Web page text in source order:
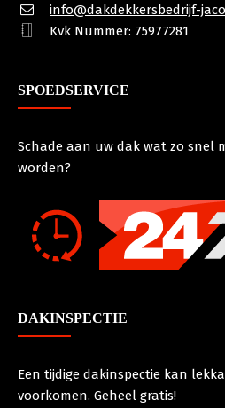
info@dakdekkersbedrijf-
Kvk Nummer: 75977281
SPOEDSERVICE
Schade aan uw dak wat zo snel
worden?
DAKINSPECTIE
Een tijdige dakinspectie kan
voorkomen. Geheel gratis!